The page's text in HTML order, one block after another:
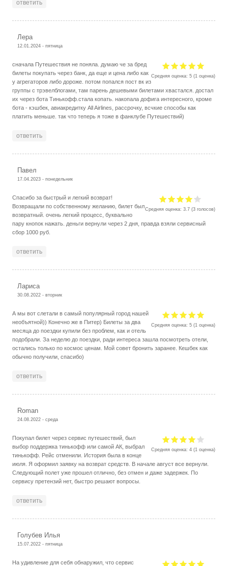
ответить
Лера
12.01.2024 - пятница
Средняя оценка:5 (1 оценка)
сначала Путешествия не поняла. думаю че за бред
билеты покупать через банк, да еще и цена либо как
у агрегаторов либо дороже. потом попался пост вк из
группы с трэвелблогами, там парень дешевыми билетами хвастался. достал
их через бота Тинькофф.стала копать. накопала дофига интересного, кроме
бота - кэшбек, авиакредитку All Airlines, рассрочку, всчкие способы как
платить меньше. так что теперь я тоже в фанклубе Путешествий)
ответить
Павел
17.04.2023 - понедельник
Средняя оценка:3.7 (3 голосов)
Спасибо за быстрый и легкий возврат!
Возвращали по собственному желанию, билет был
возвратный. очень легкий процесс, буквально
пару кнопок нажать. деньги вернули через 2 дня, правда взяли сервисный
сбор 1000 руб.
ответить
Лариса
30.08.2022 - вторник
Средняя оценка:5 (1 оценка)
А мы вот слетали в самый популярный город нашей
необъятной)) Конечно же в Питер) Билеты за два
месяца до поездки купили без проблем, как и отель
подобрали. За неделю до поездки, ради интереса зашла посмотреть отели,
остались только по космос ценам. Мой совет бронить заранее. Кешбек как
обычно получили, спасибо)
ответить
Roman
24.08.2022 - среда
Средняя оценка:4 (1 оценка)
Покупал билет через сервис путешествий, был
выбор поддержка тинькофф или самой АК, выбрал
тинькофф. Рейс отменили. История была в конце
июля. Я оформил заявку на возврат средств. В начале август все вернули.
Следующий полет уже прошел отлично, без отмен и даже задержек. По
сервису претензий нет, быстро решают вопросы.
ответить
Голубев Илья
15.07.2022 - пятница
На удивление для себя обнаружил, что сервис